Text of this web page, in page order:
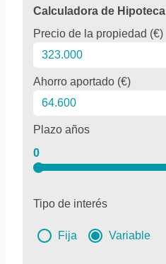
Calculadora de Hipoteca
Precio de la propiedad (€)
Ahorro aportado (€)
Plazo años
0
Tipo de interés
Fija Variable